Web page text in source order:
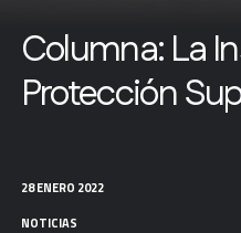
Columna: La
Protección
28 ENERO 2022
NOTICIAS